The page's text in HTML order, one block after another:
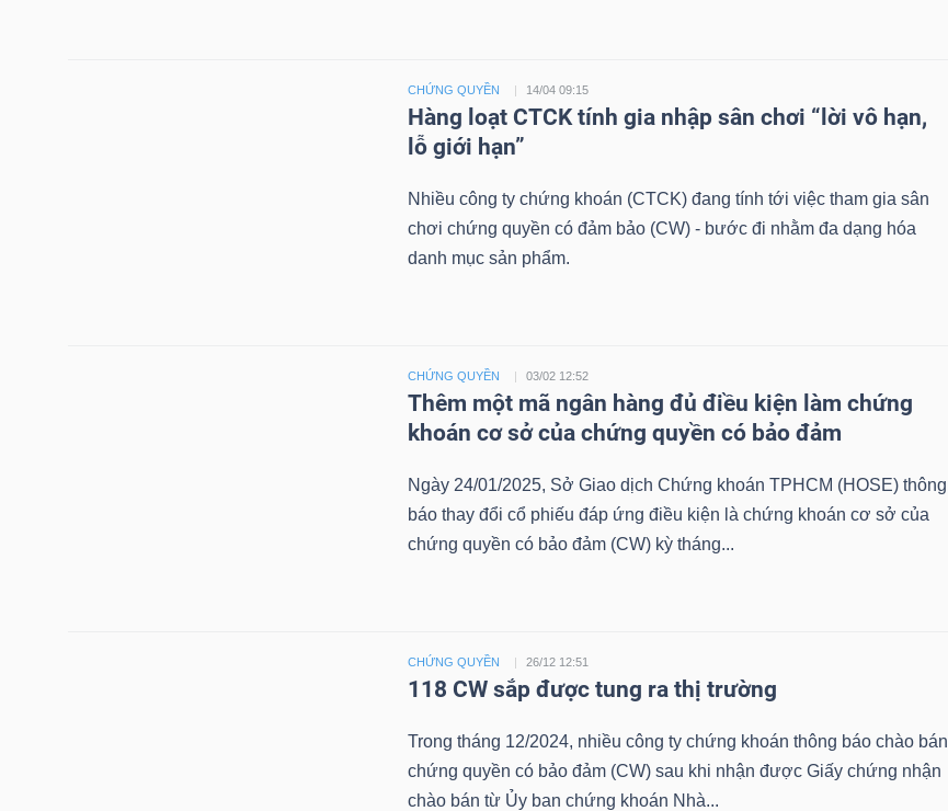
CHỨNG QUYỀN 14/04 09:15
Hàng loạt CTCK tính gia nhập sân chơi “lời vô hạn,
lỗ giới hạn”
Nhiều công ty chứng khoán (CTCK) đang tính tới việc tham gia sân
chơi chứng quyền có đảm bảo (CW) - bước đi nhằm đa dạng hóa
danh mục sản phẩm.
CHỨNG QUYỀN 03/02 12:52
Thêm một mã ngân hàng đủ điều kiện làm chứng
khoán cơ sở của chứng quyền có bảo đảm
Ngày 24/01/2025, Sở Giao dịch Chứng khoán TPHCM (HOSE) thông
báo thay đổi cổ phiếu đáp ứng điều kiện là chứng khoán cơ sở của
chứng quyền có bảo đảm (CW) kỳ tháng...
CHỨNG QUYỀN 26/12 12:51
118 CW sắp được tung ra thị trường
Trong tháng 12/2024, nhiều công ty chứng khoán thông báo chào bán
chứng quyền có bảo đảm (CW) sau khi nhận được Giấy chứng nhận
chào bán từ Ủy ban chứng khoán Nhà...